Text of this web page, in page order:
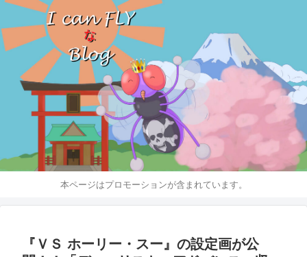
本ページはプロモーションが含まれています。
『ＶＳ ホーリー・スー』の設定画が公